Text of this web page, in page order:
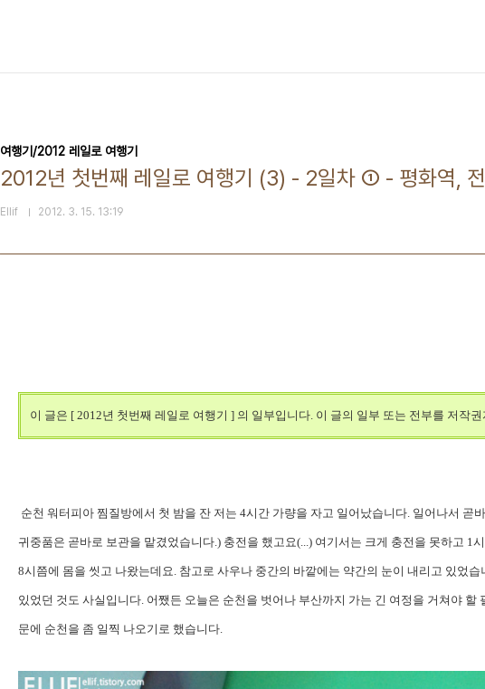
여행기/2012 레일로 여행기
2012년 첫번째 레일로 여행기 (3) - 2일차 ① - 평화역,
Ellif 2012. 3. 15. 13:19
이 글은 [ 2012년 첫번째 레일로 여행기 ] 의 일부입니다. 이 글의 일부 또는 전부를 저작
순천 워터피아 찜질방에서 첫 밤을 잔 저는 4시간 가량을 자고 일어났습니다. 일어나서 곧
귀중품은 곧바로 보관을 맡겼었습니다.) 충전을 했고요(...) 여기서는 크게 충전을 못하고 1
8시쯤에 몸을 씻고 나왔는데요. 참고로 사우나 중간의 바깥에는 약간의 눈이 내리고 있었
있었던 것도 사실입니다. 어쨌든 오늘은 순천을 벗어나 부산까지 가는 긴 여정을 거쳐야 할
문에 순천을 좀 일찍 나오기로 했습니다.